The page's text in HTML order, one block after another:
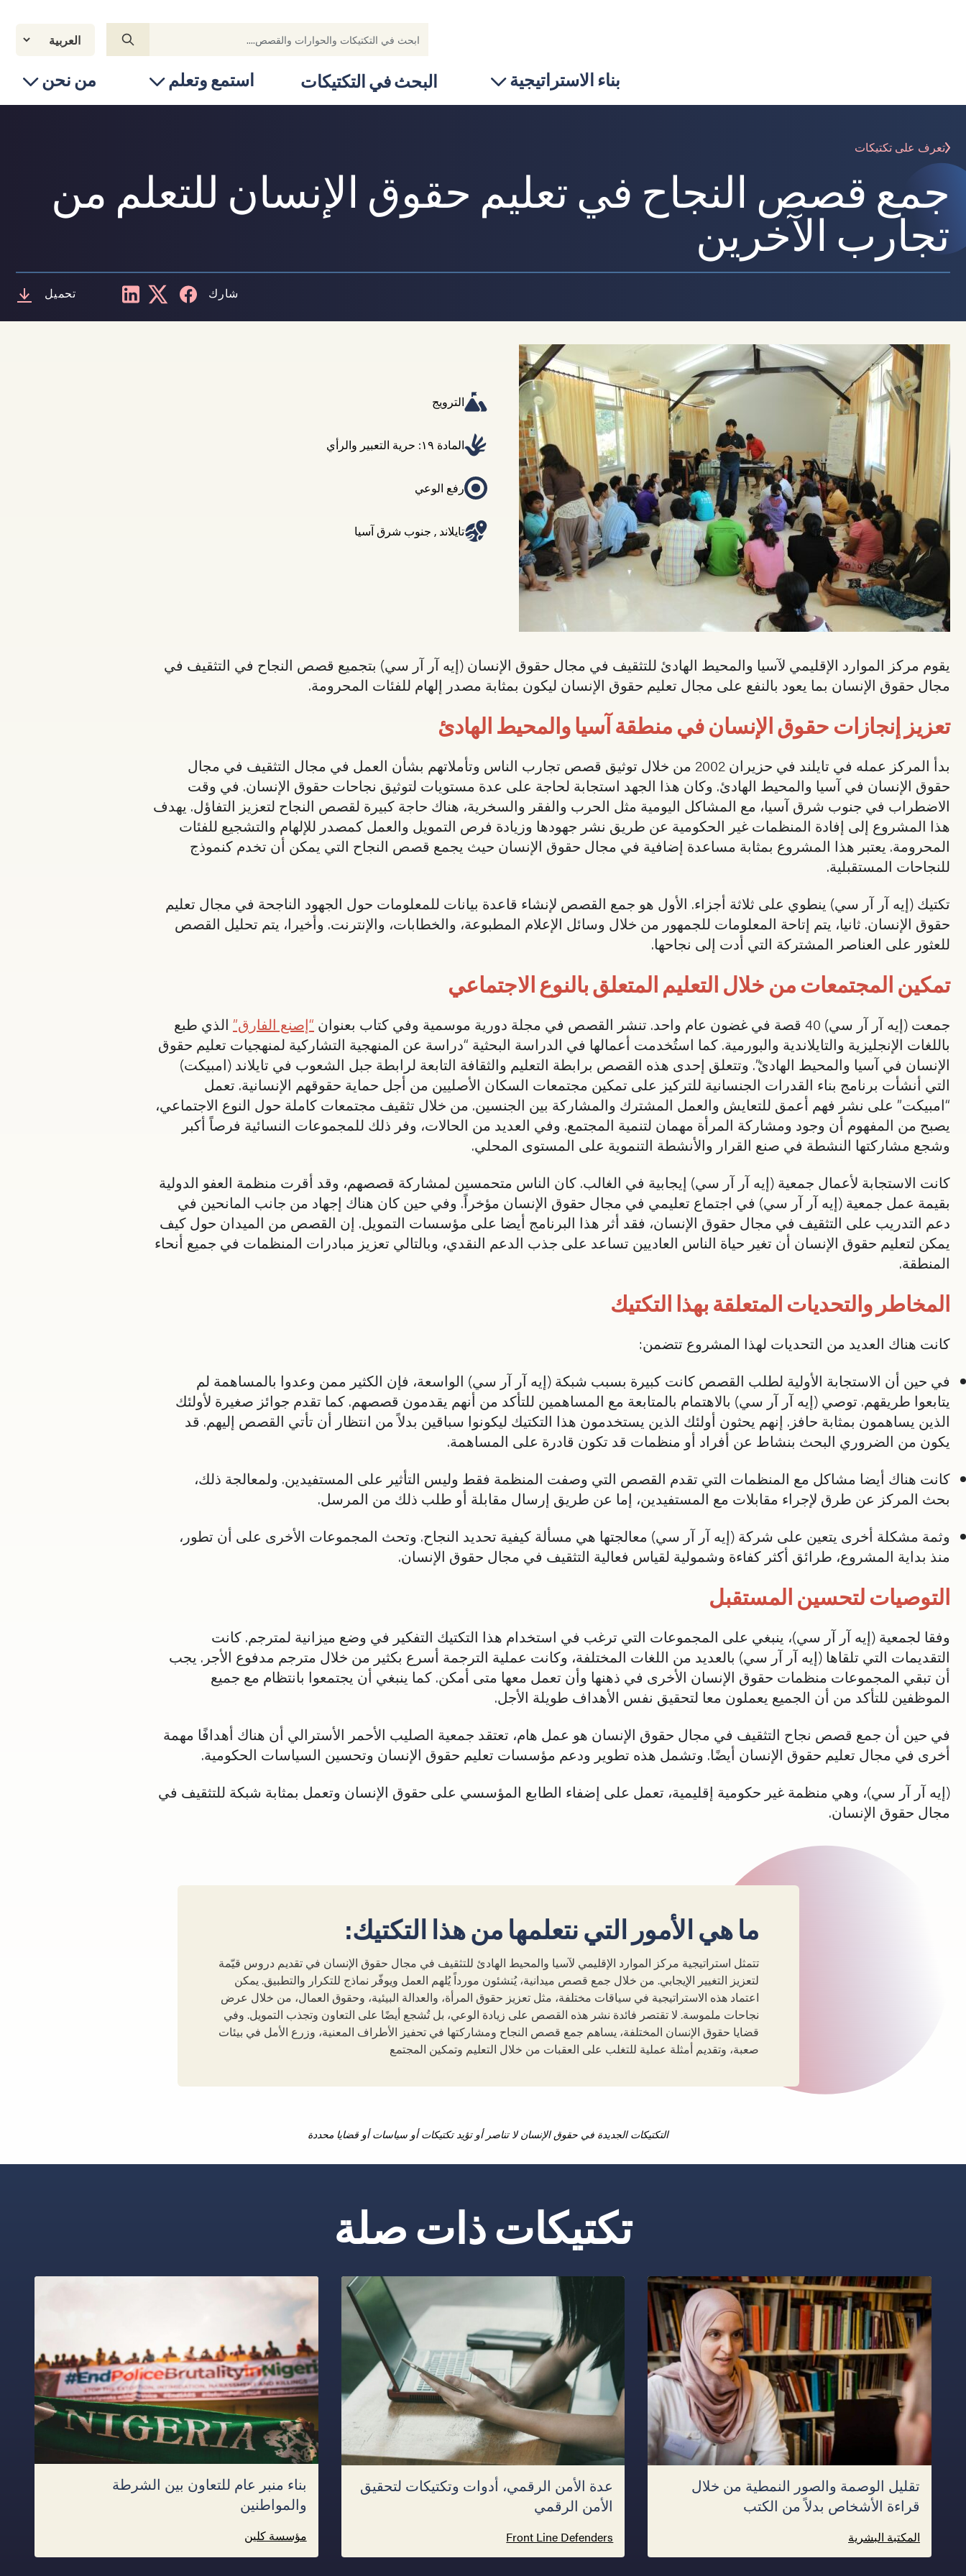
بناء الاستراتيجية البحث في التكتيكات استمع وتعلم من نحن
تعرف على تكتيكات
جمع قصص النجاح في تعليم حقوق الإنسان للتعلم من
تجارب الآخرين
شارك تحميل
الترويج
المادة ١٩: حرية التعبير والرأي
رفع الوعي
تايلاند , جنوب شرق آسيا
يقوم مركز الموارد الإقليمي لآسيا والمحيط الهادئ للتثقيف في مجال حقوق الإنسان (إيه آر آر سي) بتجميع قصص النجاح في التثقيف في
مجال حقوق الإنسان بما يعود بالنفع على مجال تعليم حقوق الإنسان ليكون بمثابة مصدر إلهام للفئات المحرومة.
تعزيز إنجازات حقوق الإنسان في منطقة آسيا والمحيط الهادئ
بدأ المركز عمله في تايلند في حزيران 2002 من خلال توثيق قصص تجارب الناس وتأملاتهم بشأن العمل في مجال التثقيف في مجال
حقوق الإنسان في آسيا والمحيط الهادئ. وكان هذا الجهد استجابة لحاجة على عدة مستويات لتوثيق نجاحات حقوق الإنسان. في وقت
الاضطراب في جنوب شرق آسيا، مع المشاكل اليومية مثل الحرب والفقر والسخرية، هناك حاجة كبيرة لقصص النجاح لتعزيز التفاؤل. يهدف
هذا المشروع إلى إفادة المنظمات غير الحكومية عن طريق نشر جهودها وزيادة فرص التمويل والعمل كمصدر للإلهام والتشجيع للفئات
المحرومة. يعتبر هذا المشروع بمثابة مساعدة إضافية في مجال حقوق الإنسان حيث يجمع قصص النجاح التي يمكن أن تخدم كنموذج
للنجاحات المستقبلية.
تكتيك (إيه آر آر سي) ينطوي على ثلاثة أجزاء. الأول هو جمع القصص لإنشاء قاعدة بيانات للمعلومات حول الجهود الناجحة في مجال تعليم
حقوق الإنسان. ثانيا، يتم إتاحة المعلومات للجمهور من خلال وسائل الإعلام المطبوعة، والخطابات، والإنترنت. وأخيرا، يتم تحليل القصص
للعثور على العناصر المشتركة التي أدت إلى نجاحها.
تمكين المجتمعات من خلال التعليم المتعلق بالنوع الاجتماعي
جمعت (إيه آر آر سي) 40 قصة في غضون عام واحد. تنشر القصص في مجلة دورية موسمية وفي كتاب بعنوان “إصنع الفارق” الذي طبع
باللغات الإنجليزية والتايلاندية والبورمية. كما استُخدمت أعمالها في الدراسة البحثية “دراسة عن المنهجية التشاركية لمنهجيات تعليم حقوق
الإنسان في آسيا والمحيط الهادئ”. وتتعلق إحدى هذه القصص برابطة التعليم والثقافة التابعة لرابطة جبل الشعوب في تايلاند (امبيكت)
التي أنشأت برنامج بناء القدرات الجنسانية للتركيز على تمكين مجتمعات السكان الأصليين من أجل حماية حقوقهم الإنسانية. تعمل
“امبيكت” على نشر فهم أعمق للتعايش والعمل المشترك والمشاركة بين الجنسين. من خلال تثقيف مجتمعات كاملة حول النوع الاجتماعي،
يصبح من المفهوم أن وجود ومشاركة المرأة مهمان لتنمية المجتمع. وفي العديد من الحالات، وفر ذلك للمجموعات النسائية فرصاً أكبر
وشجع مشاركتها النشطة في صنع القرار والأنشطة التنموية على المستوى المحلي.
كانت الاستجابة لأعمال جمعية (إيه آر آر سي) إيجابية في الغالب. كان الناس متحمسين لمشاركة قصصهم، وقد أقرت منظمة العفو الدولية
بقيمة عمل جمعية (إيه آر آر سي) في اجتماع تعليمي في مجال حقوق الإنسان مؤخراً. وفي حين كان هناك إجهاد من جانب المانحين في
دعم التدريب على التثقيف في مجال حقوق الإنسان، فقد أثر هذا البرنامج أيضا على مؤسسات التمويل. إن القصص من الميدان حول كيف
يمكن لتعليم حقوق الإنسان أن تغير حياة الناس العاديين تساعد على جذب الدعم النقدي، وبالتالي تعزيز مبادرات المنظمات في جميع أنحاء
المنطقة.
المخاطر والتحديات المتعلقة بهذا التكتيك
كانت هناك العديد من التحديات لهذا المشروع تتضمن:
في حين أن الاستجابة الأولية لطلب القصص كانت كبيرة بسبب شبكة (إيه آر آر سي) الواسعة، فإن الكثير ممن وعدوا بالمساهمة لم
يتابعوا طريقهم. توصي (إيه آر آر سي) بالاهتمام بالمتابعة مع المساهمين للتأكد من أنهم يقدمون قصصهم. كما تقدم جوائز صغيرة لأولئك
الذين يساهمون بمثابة حافز. إنهم يحثون أولئك الذين يستخدمون هذا التكتيك ليكونوا سباقين بدلاً من انتظار أن تأتي القصص إليهم. قد
يكون من الضروري البحث بنشاط عن أفراد أو منظمات قد تكون قادرة على المساهمة.
كانت هناك أيضا مشاكل مع المنظمات التي تقدم القصص التي وصفت المنظمة فقط وليس التأثير على المستفيدين. ولمعالجة ذلك،
بحث المركز عن طرق لإجراء مقابلات مع المستفيدين، إما عن طريق إرسال مقابلة أو طلب ذلك من المرسل.
وثمة مشكلة أخرى يتعين على شركة (إيه آر آر سي) معالجتها هي مسألة كيفية تحديد النجاح. وتحث المجموعات الأخرى على أن تطور،
منذ بداية المشروع، طرائق أكثر كفاءة وشمولية لقياس فعالية التثقيف في مجال حقوق الإنسان.
التوصيات لتحسين المستقبل
وفقا لجمعية (إيه آر آر سي)، ينبغي على المجموعات التي ترغب في استخدام هذا التكتيك التفكير في وضع ميزانية لمترجم. كانت
التقديمات التي تلقاها (إيه آر آر سي) بالعديد من اللغات المختلفة، وكانت عملية الترجمة أسرع بكثير من خلال مترجم مدفوع الأجر. يجب
أن تبقي المجموعات منظمات حقوق الإنسان الأخرى في ذهنها وأن تعمل معها متى أمكن. كما ينبغي أن يجتمعوا بانتظام مع جميع
الموظفين للتأكد من أن الجميع يعملون معا لتحقيق نفس الأهداف طويلة الأجل.
في حين أن جمع قصص نجاح التثقيف في مجال حقوق الإنسان هو عمل هام، تعتقد جمعية الصليب الأحمر الأسترالي أن هناك أهدافًا مهمة
أخرى في مجال تعليم حقوق الإنسان أيضًا. وتشمل هذه تطوير ودعم مؤسسات تعليم حقوق الإنسان وتحسين السياسات الحكومية.
(إيه آر آر سي)، وهي منظمة غير حكومية إقليمية، تعمل على إضفاء الطابع المؤسسي على حقوق الإنسان وتعمل بمثابة شبكة للتثقيف في
مجال حقوق الإنسان.
ما هي الأمور التي نتعلمها من هذا التكتيك:
تتمثل استراتيجية مركز الموارد الإقليمي لآسيا والمحيط الهادئ للتثقيف في مجال حقوق الإنسان في تقديم دروس قيّمة
لتعزيز التغيير الإيجابي. من خلال جمع قصص ميدانية، يُنشئون مورداً يُلهم العمل ويوفّر نماذج للتكرار والتطبيق. يمكن
اعتماد هذه الاستراتيجية في سياقات مختلفة، مثل تعزيز حقوق المرأة، والعدالة البيئية، وحقوق العمال، من خلال عرض
نجاحات ملموسة. لا تقتصر فائدة نشر هذه القصص على زيادة الوعي، بل تُشجع أيضًا على التعاون وتجذب التمويل. وفي
قضايا حقوق الإنسان المختلفة، يساهم جمع قصص النجاح ومشاركتها في تحفيز الأطراف المعنية، وزرع الأمل في بيئات
صعبة، وتقديم أمثلة عملية للتغلب على العقبات من خلال التعليم وتمكين المجتمع
التكتيكات الجديدة في حقوق الإنسان لا تناصر أو تؤيد تكتيكات أو سياسات أو قضايا محددة
تكتيكات ذات صلة
تقليل الوصمة والصور النمطية من خلال
قراءة الأشخاص بدلاً من الكتب
المكتبة البشرية
عدة الأمن الرقمي، أدوات وتكتيكات لتحقيق
الأمن الرقمي
Front Line Defenders
بناء منبر عام للتعاون بين الشرطة
والمواطنين
مؤسسة كلين